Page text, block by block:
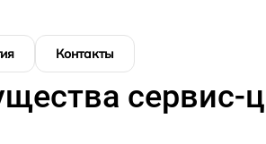
Контакты
сервис-